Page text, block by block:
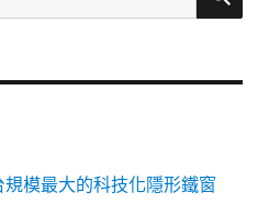
模最大的科技化隱形鐵窗